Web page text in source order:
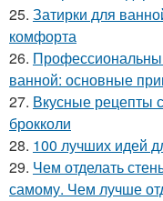
25. Затирки для
комфорта
26.
ванной: основные
27. Вкусные рецепты
брокколи
28. 100 лучших идей
29. Чем отделать
самому. Чем лучше